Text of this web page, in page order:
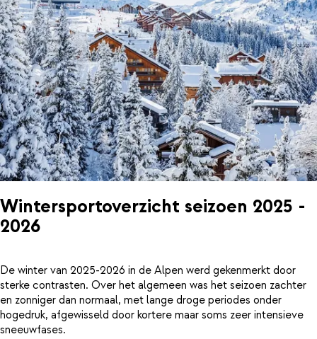
Wintersportoverzicht seizoen 2025 -
2026
De winter van 2025-2026 in de Alpen werd gekenmerkt door
sterke contrasten. Over het algemeen was het seizoen zachter
en zonniger dan normaal, met lange droge periodes onder
hogedruk, afgewisseld door kortere maar soms zeer intensieve
sneeuwfases.